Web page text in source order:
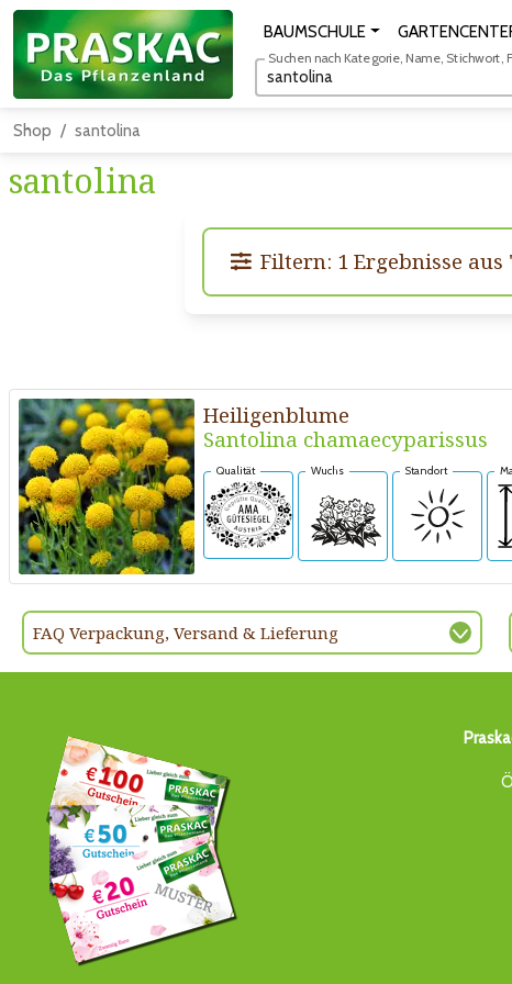
BAUMSCHULE
Suchen nach Kategorie, Name, Stichwort,
Shop santolina
santolina
Filtern: 1 Ergebnisse
Heiligenblume
Santolina chamaecyparissus
Qualität Wuchs Standort
FAQ Verpackung, Versand & Lieferung